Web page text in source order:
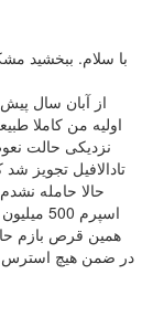
با سلام. ببخشید
از آبان سال
نزدیکی حالت
تادالافیل تجویز
حالا حامله
اسپرم
همین قرص بازم
در ضمن هیچ استرس